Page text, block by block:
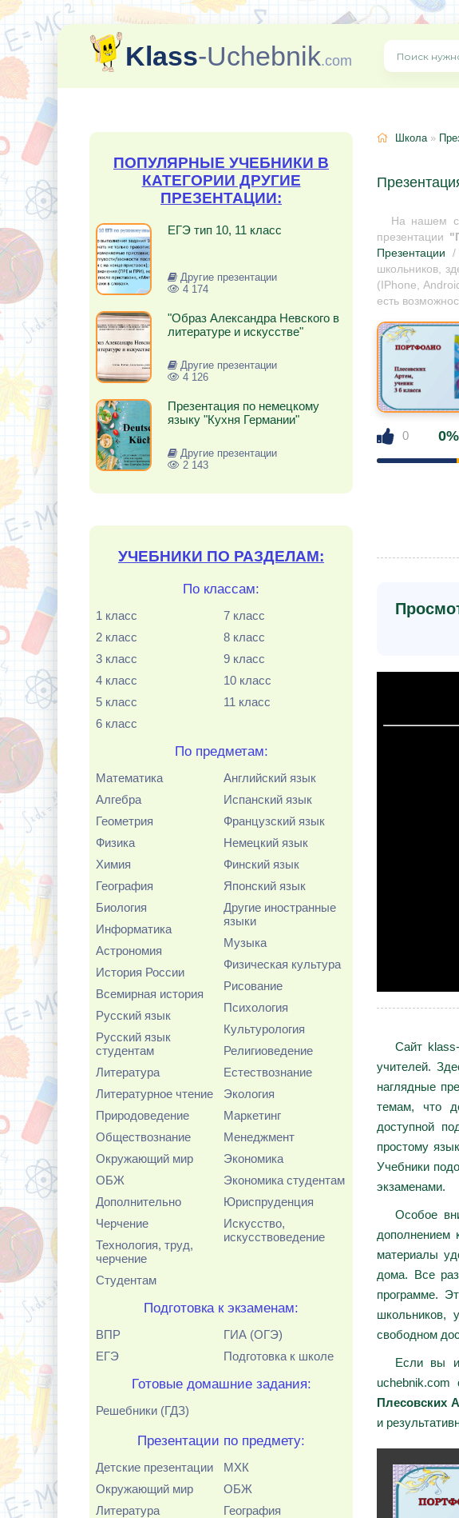
Klass-Uchebnik.com
ПОПУЛЯРНЫЕ УЧЕБНИКИ В
КАТЕГОРИИ ДРУГИЕ
ПРЕЗЕНТАЦИИ:
ЕГЭ тип 10, 11 класс
Другие презентации
4 174
"Образ Александра Невского в
литературе и искусстве"
Другие презентации
4 126
Презентация по немецкому
языку "Кухня Германии"
Другие презентации
2 143
УЧЕБНИКИ ПО РАЗДЕЛАМ:
По классам:
1 класс
2 класс
3 класс
4 класс
5 класс
6 класс
7 класс
8 класс
9 класс
10 класс
11 класс
По предметам:
Математика
Алгебра
Геометрия
Физика
Химия
География
Биология
Информатика
Астрономия
История России
Всемирная история
Русский язык
Русский язык
студентам
Литература
Литературное чтение
Природоведение
Обществознание
Окружающий мир
ОБЖ
Дополнительно
Черчение
Технология, труд,
черчение
Студентам
Английский язык
Испанский язык
Французский язык
Немецкий язык
Финский язык
Японский язык
Другие иностранные
языки
Музыка
Физическая культура
Рисование
Психология
Культурология
Религиоведение
Естествознание
Экология
Маркетинг
Менеджмент
Экономика
Экономика студентам
Юриспруденция
Искусство,
искусствоведение
Подготовка к экзаменам:
ВПР
ЕГЭ
ГИА (ОГЭ)
Подготовка к школе
Готовые домашние задания:
Решебники (ГДЗ)
Презентации по предмету:
Детские презентации
Окружающий мир
Литература
МХК
ОБЖ
География
Школа»
На нашем
презентации
Презентации
школьников,
(IPhone,
есть
0 0%
Сайт
учителей.
наглядные
темам, что
доступной
простому
Учебники
экзаменами.
Особое
дополнением
материалы
дома. Все
программе.
школьников,
свободном
Если вы
Плесовских
и